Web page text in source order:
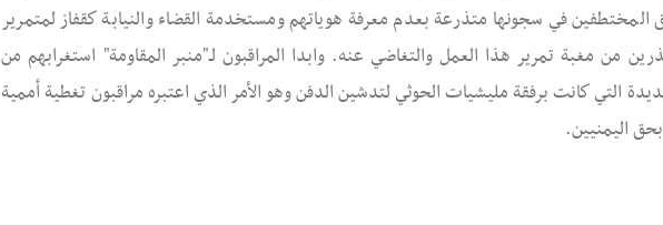
في سجونها متذرعة بعدم معرفة هوياتهم ومستخدمة القضاء والنيابة كقفاز لمتمرير
من مغبة تمرير هذا العمل والتغاضي عنه. وابدا المراقبون لـ"منبر المقاومة" استغرابهم من
التي كانت برفقة مليشيات الحوثي لتدشين الدفن وهو الأمر الذي اعتبره مراقبون تغطية أممية
اليمنيين.